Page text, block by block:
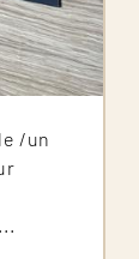
/un